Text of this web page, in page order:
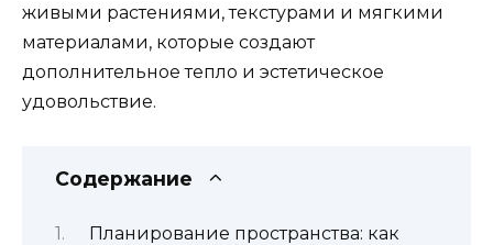
живыми растениями, текстурами и мягкими
материалами, которые создают
дополнительное тепло и эстетическое
удовольствие.
Содержание
Планирование пространства: как